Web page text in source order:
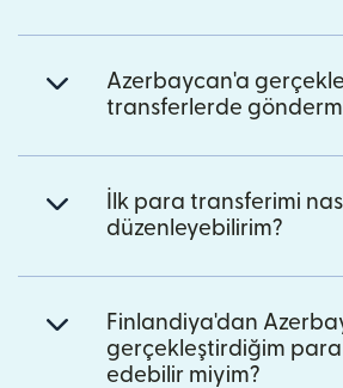
Azerbaycan'a
transferlerde
İlk para transferimi
düzenleyebilirim?
Finlandiya'dan
gerçekleştirdiğim
edebilir miyim?